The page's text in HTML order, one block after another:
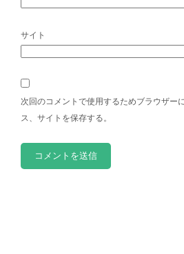
サイト
次回のコメントで使用するためブラウザー
ス、サイトを保存する。